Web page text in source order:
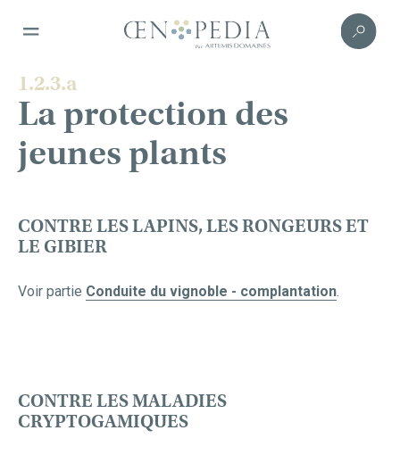
1.2.3.a
La protection des
jeunes plants
CONTRE LES LAPINS, LES RONGEURS ET
LE GIBIER
Voir partie Conduite du vignoble - complantation.
CONTRE LES MALADIES
CRYPTOGAMIQUES